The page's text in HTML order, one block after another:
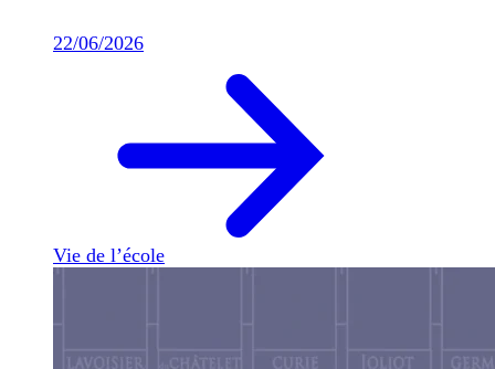
22/06/2026
Vie de l’école